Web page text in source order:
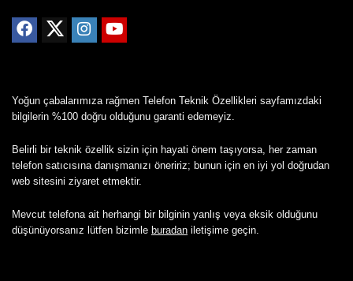
Yoğun çabalarımıza rağmen Telefon Teknik Özellikleri sayfamızdaki
bilgilerin %100 doğru olduğunu garanti edemeyiz.
Belirli bir teknik özellik sizin için hayati önem taşıyorsa, her zaman
telefon satıcısına danışmanızı öneririz; bunun için en iyi yol doğrudan
web sitesini ziyaret etmektir.
Mevcut telefona ait herhangi bir bilginin yanlış veya eksik olduğunu
düşünüyorsanız lütfen bizimle buradan iletişime geçin.